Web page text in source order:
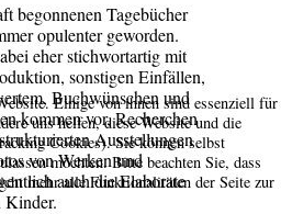
begonnenen Tagebücher
opulenter geworden.
eher stichwortartig mit
sonstigen Einfällen,
Buchwünschen und
kommen vor, Recherchen
Ausstellungen
von Werken und
auch die Elaborate
Kinder.
Einige von ihnen sind essenziell für
uns helfen, diese Website und die
Cookies). Sie können selbst
möchten. Bitte beachten Sie, dass
mehr alle Funktionalitäten der Seite zur